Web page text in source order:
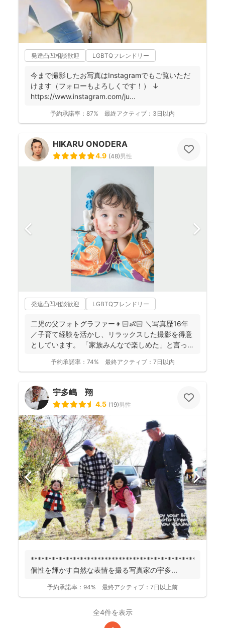
発達凸凹相談歓迎 LGBTQフレンドリー
今まで撮影したお写真はInstagramでもご覧いただ
けます（フォローもよろしくです！） ↓
https://www.instagram.com/ju...
予約承諾率： 87% 最終アクティブ： 3日以内
HIKARU ONODERA
4.9 (48)男性
発達凸凹相談歓迎 LGBTQフレンドリー
二児の父フォトグラファー👦🏻👶🏻 ＼写真歴16年
／子育て経験を活かし、リラックスした撮影を得意
としています。 「家族みんなで楽しめた」と言って
予約承諾率： 74% 最終アクティブ： 7日以内
宇多嶋 翔
4.5 (19)男性
******************************************************
個性を輝かす自然な表情を撮る写真家の宇多...
予約承諾率： 94% 最終アクティブ： 7日以上前
全4件を表示